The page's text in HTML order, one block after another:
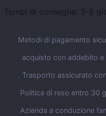
Tempi di consegna: 3-5
Metodi di pagamento
acquisto con addebito e
. Trasporto assicurato
Politica di reso entro 30
Azienda a conduzione